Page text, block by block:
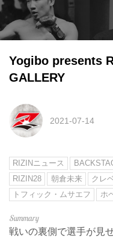
Yogibo presents
GALLERY
2021-07-14
RIZINニュース
RIZIN28
朝倉未来 クレ
トフィック・ムサエフ
ホ
戦いの裏側で選手が見